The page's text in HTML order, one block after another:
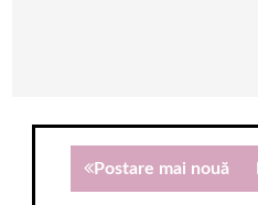
Postare mai nouă